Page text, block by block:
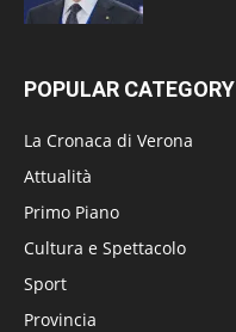
POPULAR CATEGORY
La Cronaca di Verona
Attualità
Primo Piano
Cultura e Spettacolo
Sport
Provincia